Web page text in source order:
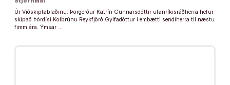
Úr Viðskiptablaðinu: Þorgerður Katrín Gunnarsdóttir utanríkisráðherra hefur
skipað Þórdísi Kolbrúnu Reykfjörð Gylfadóttur í embætti sendiherra til næstu
fimm ára. Ýmsar …